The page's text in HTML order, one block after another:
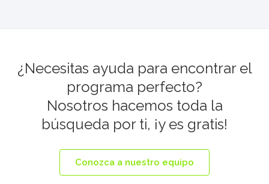
¿Necesitas ayuda para encontrar el
programa perfecto?
Nosotros hacemos toda la
búsqueda por ti, ¡y es gratis!
Conozca a nuestro equipo